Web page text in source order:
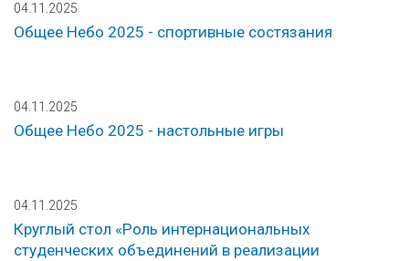
04.11.2025
Общее Небо 2025 - спортивные состязания
04.11.2025
Общее Небо 2025 - настольные игры
04.11.2025
Круглый стол «Роль интернациональных
студенческих объединений в реализации